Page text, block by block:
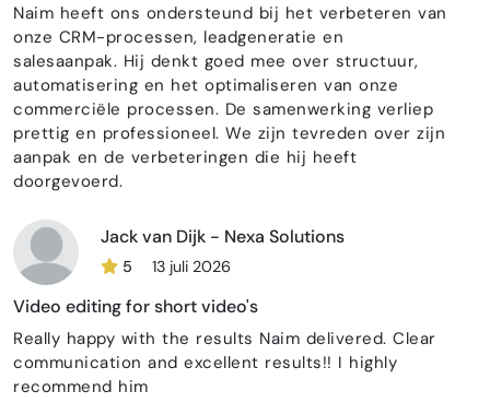
Naim heeft ons ondersteund bij het verbeteren van
onze CRM-processen, leadgeneratie en
salesaanpak. Hij denkt goed mee over structuur,
automatisering en het optimaliseren van onze
commerciële processen. De samenwerking verliep
prettig en professioneel. We zijn tevreden over zijn
aanpak en de verbeteringen die hij heeft
doorgevoerd.
Jack van Dijk - Nexa Solutions
5 13 juli 2026
Video editing for short video's
Really happy with the results Naim delivered. Clear
communication and excellent results!! I highly
recommend him